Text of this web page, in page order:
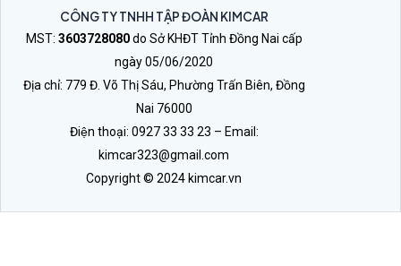
CÔNG TY TNHH TẬP ĐOÀN KIMCAR
MST: 3603728080do Sở KHĐT Tỉnh Đồng Nai cấp
ngày 05/06/2020
Địa chỉ: 779 Đ. Võ Thị Sáu, Phường Trấn Biên, Đồng
Nai 76000
Điện thoại: 0927 33 33 23 – Email:
kimcar323@gmail.com
Copyright © 2024 kimcar.vn